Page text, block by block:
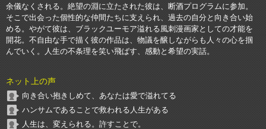
余儀なくされる。絶望の淵に立たされた彼は、断酒プログラムに参加。
そこで出会った個性的な仲間たちに支えられ、過去の自分と向き合い始
める。やがて彼は、ブラックユーモア溢れる風刺漫画家としての才能を
開花。不自由な手で描く彼の作品は、物議を醸しながらも人々の心を掴
んでいく。人生の不条理を笑い飛ばす、感動と希望の実話。
ネット上の声
向き合い抱きしめて、あなたは愛で溢れてる
ハンサムであることで救われる人生がある
人生は、変えられる。許すことで。